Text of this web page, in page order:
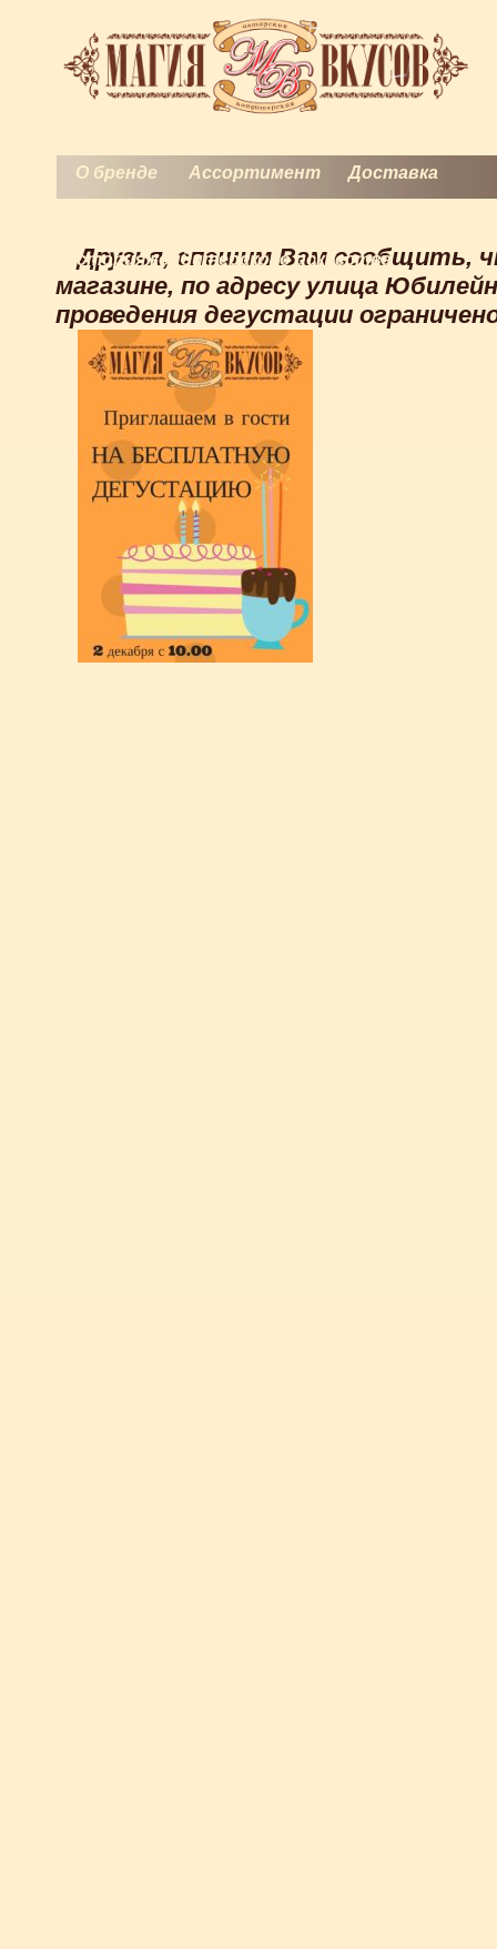
О бренде Ассортимент Доставка
История кондитерского искусства
Друзья, спешим Вам сообщить,
магазине, по адресу улица
проведения дегустации